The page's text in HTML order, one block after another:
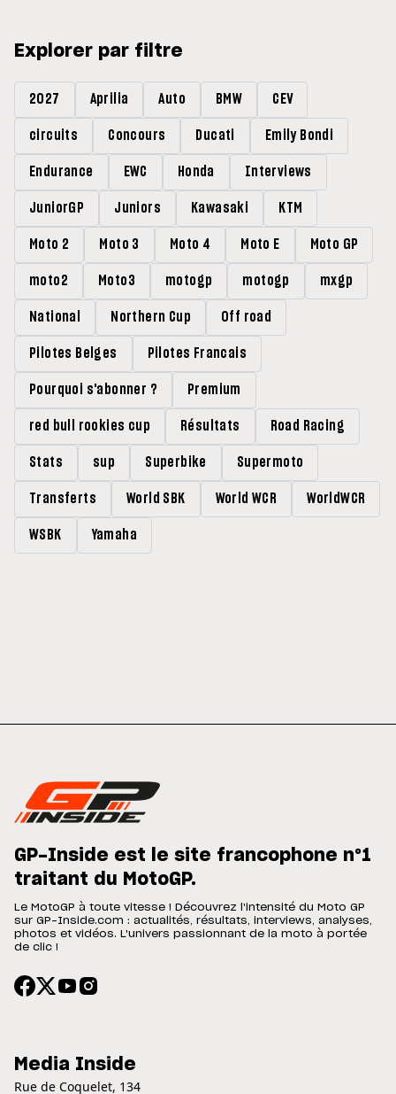
Explorer par filtre
2027 Aprilia Auto BMW CEV
circuits Concours Ducati Emily Bondi
Endurance EWC Honda Interviews
JuniorGP Juniors Kawasaki KTM
Moto 2 Moto 3 Moto 4 Moto E Moto GP
moto2 Moto3 motogp motogp mxgp
National Northern Cup Off road
Pilotes Belges Pilotes Francais
Pourquoi s'abonner ? Premium
red bull rookies cup Résultats Road Racing
Stats sup Superbike Supermoto
Transferts World SBK World WCR WorldWCR
WSBK Yamaha
GP-Inside est le site francophone n°1
traitant du MotoGP.
Le MotoGP à toute vitesse ! Découvrez l'intensité du Moto GP
sur GP-Inside.com : actualités, résultats, interviews, analyses,
photos et vidéos. L'univers passionnant de la moto à portée
de clic !
Media Inside
Rue de Coquelet, 134